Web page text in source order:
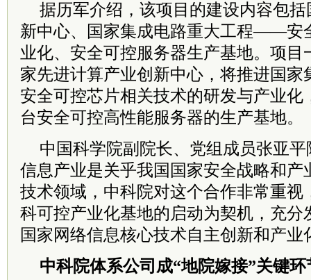
据历军介绍，该项目的建设内容包
新中心、国家集成电路重大工程——安
业化、安全可控服务器生产基地。项目
家先进计算产业创新中心，将推进国家
安全可控芯片相关技术的研发与产业化
台安全可控高性能服务器的生产基地。
中国科学院副院长、党组成员张亚
信息产业是关乎我国国家安全战略和产
技术领域，中科院对这个合作非常重视
科可控产业化基地的启动为契机，充分
国家网络信息核心技术自主创新和产业
中科院体系公司成“地院嫁接”关键环